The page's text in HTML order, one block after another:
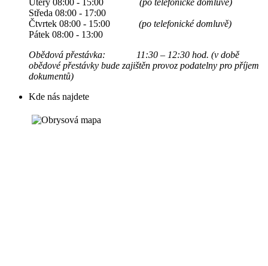
Úterý 08:00 - 15:00 (po telefonické domluvě)
Středa 08:00 - 17:00
Čtvrtek 08:00 - 15:00 (po telefonické domluvě)
Pátek 08:00 - 13:00
Obědová přestávka: 11:30 – 12:30 hod. (v době
obědové přestávky bude zajištěn provoz podatelny pro příjem
dokumentů)
Kde nás najdete